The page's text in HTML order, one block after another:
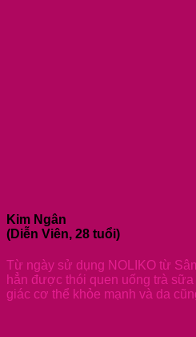
Kim Ngân
(Diễn Viên, 28 tuổi)
Từ ngày sử dụng NOLIKO từ
hẳn được thói quen uống trà
giác cơ thể khỏe mạnh và da